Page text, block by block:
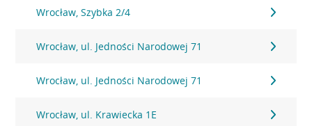
Wrocław, Szybka 2/4
Wrocław, ul. Jedności Narodowej 71
Wrocław, ul. Jedności Narodowej 71
Wrocław, ul. Krawiecka 1E